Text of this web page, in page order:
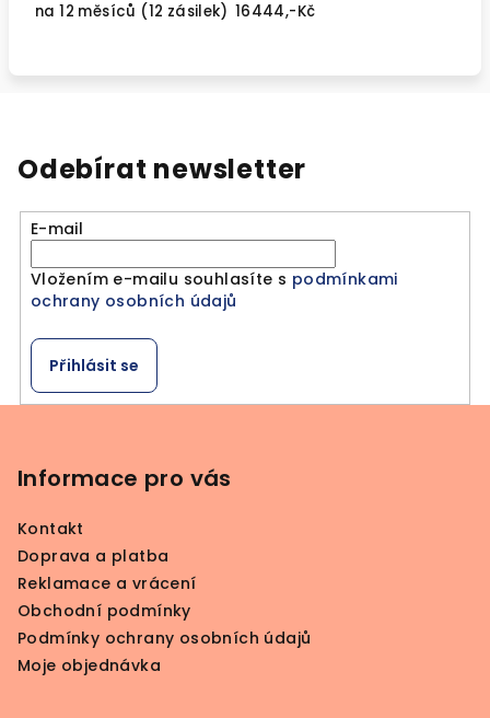
na 12 měsíců (12 zásilek) 16444,-Kč
Odebírat newsletter
E-mail
Vložením e-mailu souhlasíte s podmínkami
ochrany osobních údajů
Přihlásit se
Informace pro vás
Kontakt
Doprava a platba
Reklamace a vrácení
Obchodní podmínky
Podmínky ochrany osobních údajů
Moje objednávka